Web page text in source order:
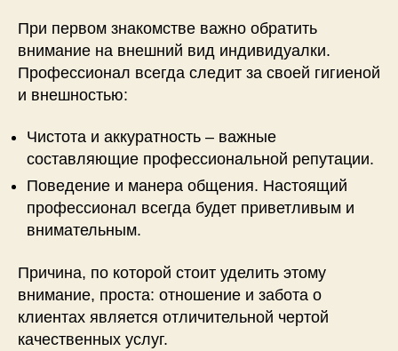
При первом знакомстве важно обратить
внимание на внешний вид индивидуалки.
Профессионал всегда следит за своей гигиеной
и внешностью:
Чистота и аккуратность – важные
составляющие профессиональной репутации.
Поведение и манера общения. Настоящий
профессионал всегда будет приветливым и
внимательным.
Причина, по которой стоит уделить этому
внимание, проста: отношение и забота о
клиентах является отличительной чертой
качественных услуг.